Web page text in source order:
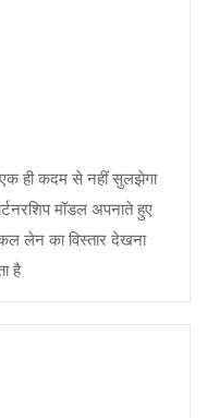
ही कदम से नहीं सुलझेगा
मॉडल अपनाते हुए
लेन का विस्तार देखना
है